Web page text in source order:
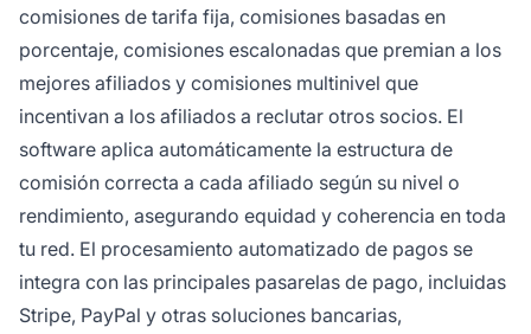
comisiones de tarifa fija, comisiones basadas en
porcentaje, comisiones escalonadas que premian a los
mejores afiliados y comisiones multinivel que
incentivan a los afiliados a reclutar otros socios. El
software aplica automáticamente la estructura de
comisión correcta a cada afiliado según su nivel o
rendimiento, asegurando equidad y coherencia en toda
tu red. El procesamiento automatizado de pagos se
integra con las principales pasarelas de pago, incluidas
Stripe, PayPal y otras soluciones bancarias,